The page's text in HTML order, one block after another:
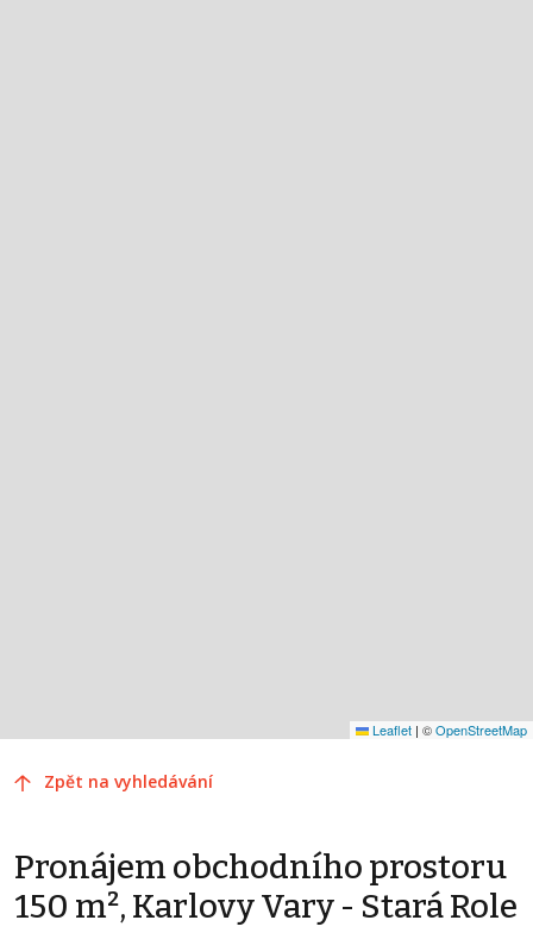
Leaflet | ©OpenStreetMap
Zpět na vyhledávání
Pronájem obchodního prostoru
150 m², Karlovy Vary - Stará Role